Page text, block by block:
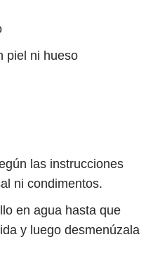
piel ni hueso
las instrucciones
ni condimentos.
en agua hasta que
y luego desmenúzala